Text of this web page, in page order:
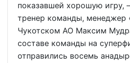
показавшей хорошую игру,
тренер команды,
Чукотском АО Максим
составе команды на
отправились восемь